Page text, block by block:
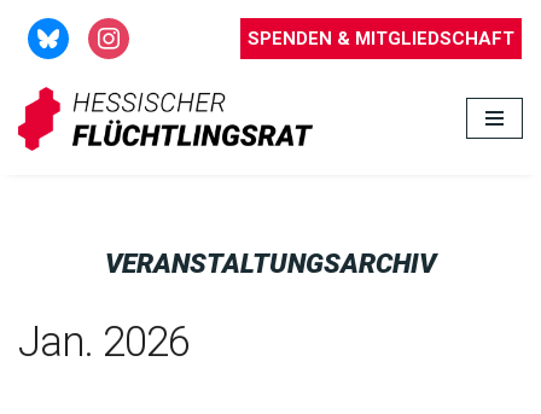
Zum
Inhalt
springen
SPENDEN & MITGLIEDSCHAFT
VERANSTALTUNGSARCHIV
Jan. 2026